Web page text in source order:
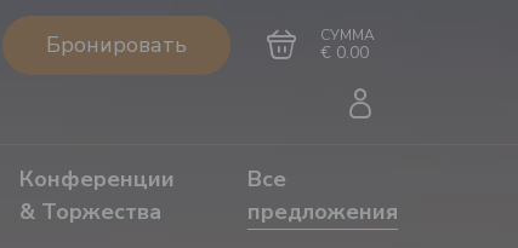
Бронировать СУММА
€ 0.00
Конференции
& Торжества
Все
предложения